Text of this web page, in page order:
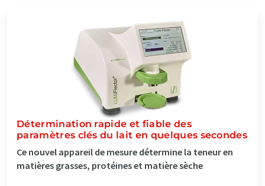
Détermination rapide et fiable des
paramètres clés du lait en quelques secondes
Ce nouvel appareil de mesure détermine la teneur en
matières grasses, protéines et matière sèche